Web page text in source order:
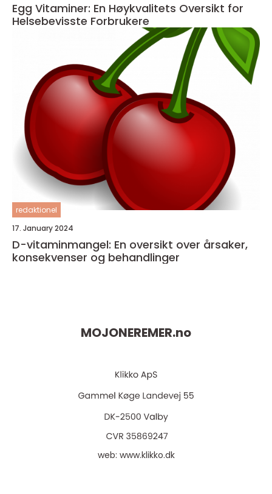
Egg Vitaminer: En Høykvalitets Oversikt for
Helsebevisste Forbrukere
redaktionel
17. January 2024
D-vitaminmangel: En oversikt over årsaker,
konsekvenser og behandlinger
MOJONEREMER.no
web: www.klikko.dk